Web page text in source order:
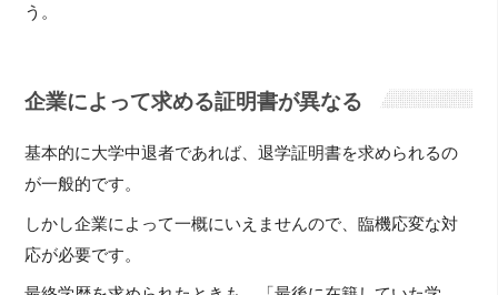
う。
企業によって求める証明書が異なる
基本的に大学中退者であれば、退学証明書を求められるの
が一般的です。
しかし企業によって一概にいえませんので、臨機応変な対
応が必要です。